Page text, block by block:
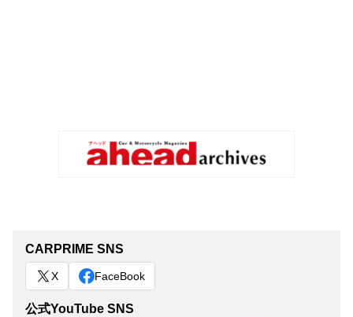
CARPRIME SNS
X FaceBook
公式YouTube SNS